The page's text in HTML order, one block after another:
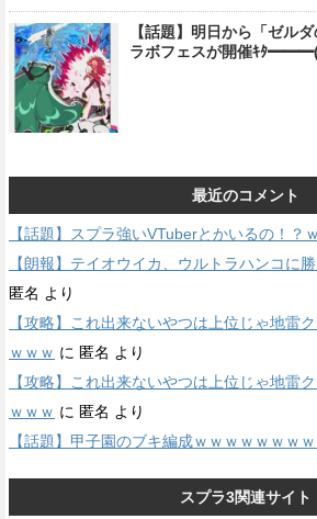
【話題】明日から「ゼル
ラボフェスが開催ｷﾀ
最近のコメント
【話題】スプラ強いVTuberとかいるの！？ｗ
【朗報】テイオウイカ、ウルトラハンコに
匿名 より
【攻略】これ出来ないやつは上位じゃ地雷
ｗｗｗ に 匿名 より
【攻略】これ出来ないやつは上位じゃ地雷
ｗｗｗ に 匿名 より
【話題】甲子園のブキ編成ｗｗｗｗｗｗｗ
スプラ3関連サイト